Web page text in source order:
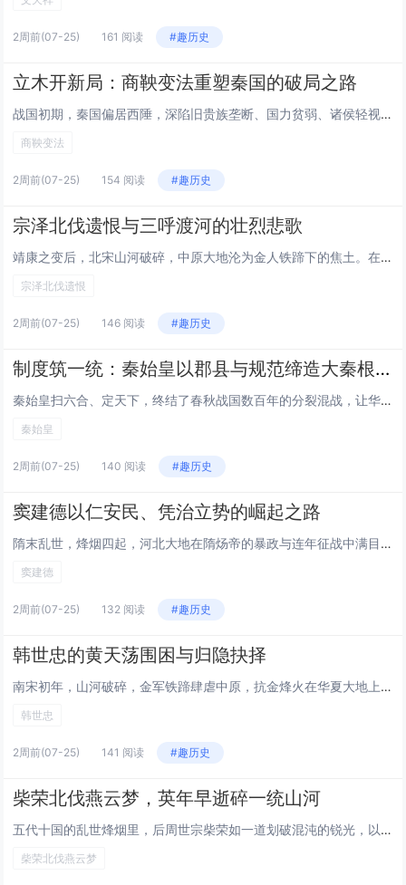
2周前(07-25) 161 阅读 #趣历史
立木开新局：商鞅变法重塑秦国的破局之路
战国初期，秦国偏居西陲，深陷旧贵族垄断、国力贫弱、诸侯轻视的困境，变革成为挽救国运的唯一出路。商鞅应秦孝公求贤之邀入秦，以“徙木立信”打破官民信任坚冰，再以系统性变法重构国家秩序，用十年时间将积弱之秦锻造成虎踞中原的强国，彻底改写了秦国命运...
商鞅变法
2周前(07-25) 154 阅读 #趣历史
宗泽北伐遗恨与三呼渡河的壮烈悲歌
靖康之变后，北宋山河破碎，中原大地沦为金人铁蹄下的焦土。在这危亡之际，宗泽以垂暮之年临危受命，留守开封，一边整饬残局、筹备北伐，一边力挽狂澜抵御金军，直至生命最后一刻仍心系渡河收复失地，三呼“过河”的呐喊，成为南宋初年最震撼人心的忠烈绝唱，...
宗泽北伐遗恨
2周前(07-25) 146 阅读 #趣历史
制度筑一统：秦始皇以郡县与规范缔造大秦根基
秦始皇扫六合、定天下，终结了春秋战国数百年的分裂混战，让华夏大地首次归于一统。而支撑起这份空前统一的，不仅是金戈铁马的功业，更是他以郡县制废除分封、以文字与度量衡规范天下的制度革新。这一系列举措，打破了旧有的政治壁垒与地域隔阂，从根基上重塑...
秦始皇
2周前(07-25) 140 阅读 #趣历史
窦建德以仁安民、凭治立势的崛起之路
隋末乱世，烽烟四起，河北大地在隋炀帝的暴政与连年征战中满目疮痍，百姓流离失所。在这危局之中，窦建德以草根之身挺身而出，立足河北，以安抚百姓为根基，以构建稳固势力为目标，在乱世中开辟出一方安定之地，不仅成为河北百姓的依靠，更书写了一段农民领袖...
窦建德
2周前(07-25) 132 阅读 #趣历史
韩世忠的黄天荡围困与归隐抉择
南宋初年，山河破碎，金军铁蹄肆虐中原，抗金烽火在华夏大地上熊熊燃烧。在这风雨飘摇的乱世之中，韩世忠以草根之姿崛起，于黄天荡以少胜多围困金军主力，书写了南宋抗金史上最为激昂的篇章；而后又在朝堂暗流汹涌之际，看透局势主动放权归隐，以清醒的抉择保...
韩世忠
2周前(07-25) 141 阅读 #趣历史
柴荣北伐燕云梦，英年早逝碎一统山河
五代十国的乱世烽烟里，后周世宗柴荣如一道划破混沌的锐光，以雷霆之势扫平割据、革新弊政，为中原大地的再度统一铺就通途。他胸怀收复燕云十六州的雄图，欲凭铁血与谋略终结北方游牧势力的侵扰，重塑华夏疆土的完整。然而，壮志未酬身先逝，一场突如其来的病...
柴荣北伐燕云梦